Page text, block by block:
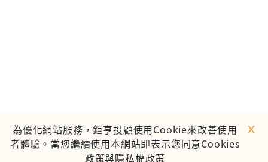
為優化網站服務，鉅亨投顧使用Cookie來改善使用
者體驗。當您繼續使用本網站即表示您同意Cookies
政策與隱私權政策
ｘ